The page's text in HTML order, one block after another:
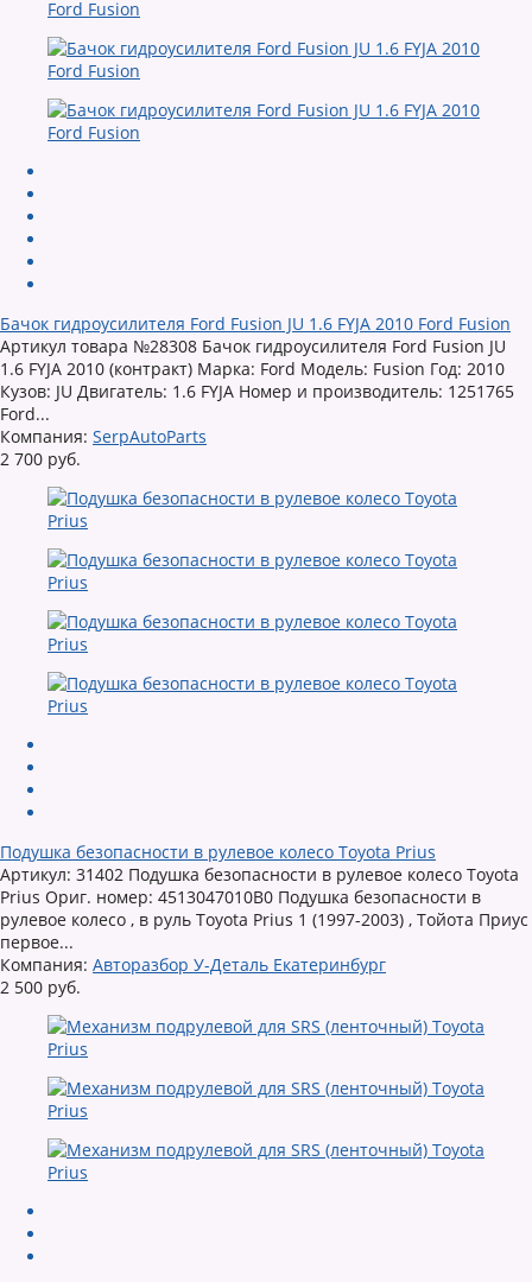
Бачок гидроусилителя Ford Fusion JU 1.6 FYJA 2010 Ford Fusion
Артикул товара №28308 Бачок гидроусилителя Ford Fusion JU
1.6 FYJA 2010 (контракт) Марка: Ford Модель: Fusion Год: 2010
Кузов: JU Двигатель: 1.6 FYJA Номер и производитель: 1251765
Ford...
Компания: SerpAutoParts
2 700 руб.
Подушка безопасности в рулевое колесо Toyota Prius
Артикул: 31402 Подушка безопасности в рулевое колесо Toyota
Prius Ориг. номер: 4513047010B0 Подушка безопасности в
рулевое колесо , в руль Toyota Prius 1 (1997-2003) , Тойота Приус
первое...
Компания: Авторазбор У-Деталь Екатеринбург
2 500 руб.